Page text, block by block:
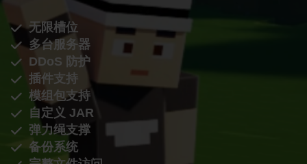
无限槽位
多台服务器
DDoS 防护
插件支持
模组包支持
自定义 JAR
弹力绳支撑
备份系统